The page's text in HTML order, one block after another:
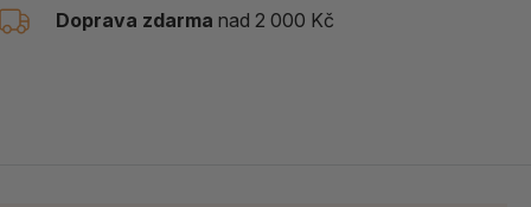
Doprava zdarma nad 2 000 Kč